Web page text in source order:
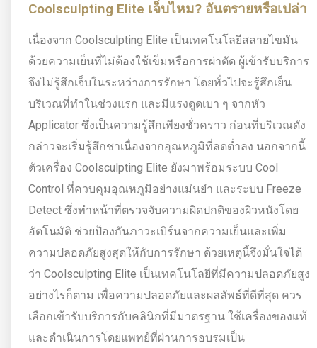
Coolsculpting Elite เจ็บไหม? อันตรายหรือเปล่า
เนื่องจาก Coolsculpting Elite เป็นเทคโนโลยีสลายไขมัน
ด้วยความเย็นที่ไม่ต้องใช้เข็มหรือการผ่าตัด ผู้เข้ารับบริการ
จึงไม่รู้สึกเจ็บในระหว่างการรักษา โดยทั่วไปจะรู้สึกเย็น
บริเวณที่ทำในช่วงแรก และมีแรงดูดเบา ๆ จากหัว
Applicator ซึ่งเป็นความรู้สึกเพียงชั่วคราว ก่อนที่บริเวณดัง
กล่าวจะเริ่มรู้สึกชาเนื่องจากอุณหภูมิที่ลดต่ำลง นอกจากนี้
ตัวเครื่อง Coolsculpting Elite ยังมาพร้อมระบบ Cool
Control ที่ควบคุมอุณหภูมิอย่างแม่นยำ และระบบ Freeze
Detect ซึ่งทำหน้าที่ตรวจจับความผิดปกติของผิวหนังโดย
อัตโนมัติ ช่วยป้องกันภาวะเบิร์นจากความเย็นและเพิ่ม
ความปลอดภัยสูงสุดให้กับการรักษา ด้วยเหตุนี้จึงมั่นใจได้
ว่า Coolsculpting Elite เป็นเทคโนโลยีที่มีความปลอดภัยสูง
อย่างไรก็ตาม เพื่อความปลอดภัยและผลลัพธ์ที่ดีที่สุด ควร
เลือกเข้ารับบริการกับคลินิกที่มีมาตรฐาน ใช้เครื่องของแท้
และดำเนินการโดยแพทย์ที่ผ่านการอบรมเป็น